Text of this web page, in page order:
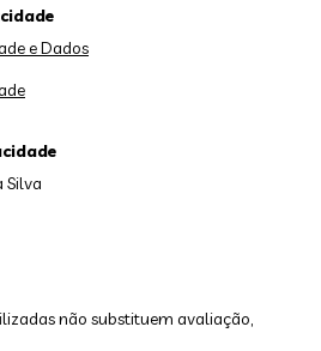
não substituem avaliação,
e Dados
Silva